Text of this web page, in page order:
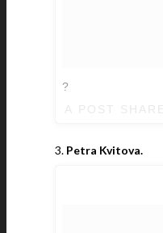
?
3. Petra Kvitova.